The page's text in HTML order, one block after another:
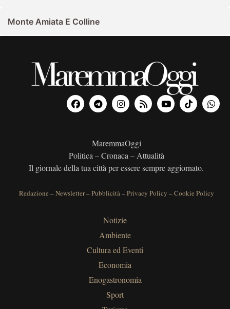
Monte Amiata E Colline
MaremmaOggi
Politica – Cronaca – Attualità
Il giornale della tua città per essere sempre aggiornato.
Redazione –Newsletter–Pubblicità–Privacy Policy –Cookie Policy
Notizie
Ambiente
Cultura ed Eventi
Economia
Enogastronomia
Sport